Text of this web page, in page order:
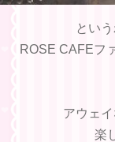
とい
ROSE CAFEフ
アウェ
楽